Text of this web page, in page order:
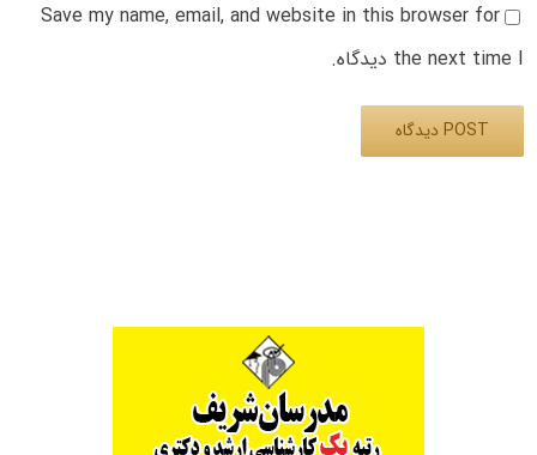
Save my name, email, and website in this browser for
the next time I دیدگاه.